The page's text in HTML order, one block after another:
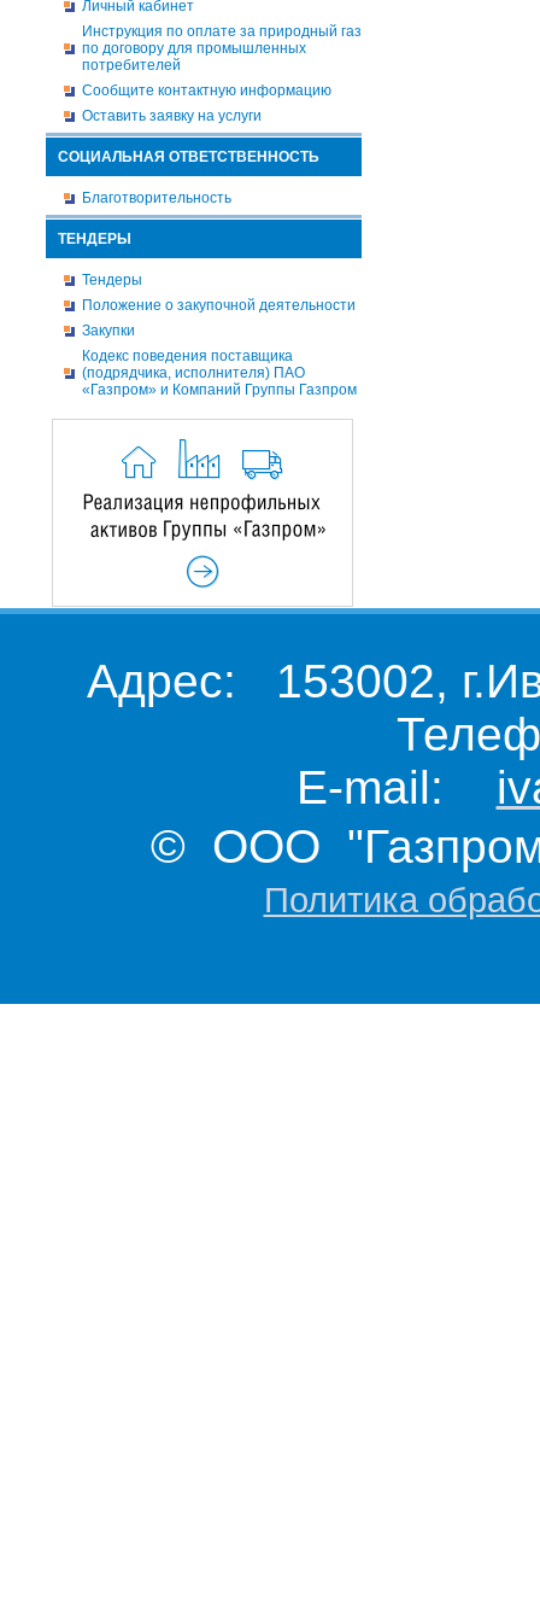
Личный кабинет
Инструкция по оплате за природный газ
по договору для промышленных
потребителей
Сообщите контактную информацию
Оставить заявку на услуги
СОЦИАЛЬНАЯ ОТВЕТСТВЕННОСТЬ
Благотворительность
ТЕНДЕРЫ
Тендеры
Положение о закупочной деятельности
Закупки
Кодекс поведения поставщика
(подрядчика, исполнителя) ПАО
«Газпром» и Компаний Группы Газпром
Адрес: 153002,
E-mail:
© ООО "Газпром
Политика